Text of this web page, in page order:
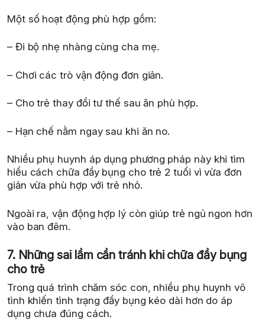
Một số hoạt động phù hợp gồm:
– Đi bộ nhẹ nhàng cùng cha mẹ.
– Chơi các trò vận động đơn giản.
– Cho trẻ thay đổi tư thế sau ăn phù hợp.
– Hạn chế nằm ngay sau khi ăn no.
Nhiều phụ huynh áp dụng phương pháp này khi tìm
hiểu cách chữa đầy bụng cho trẻ 2 tuổi vì vừa đơn
giản vừa phù hợp với trẻ nhỏ.
Ngoài ra, vận động hợp lý còn giúp trẻ ngủ ngon hơn
vào ban đêm.
7. Những sai lầm cần tránh khi chữa đầy bụng
cho trẻ
Trong quá trình chăm sóc con, nhiều phụ huynh vô
tình khiến tình trạng đầy bụng kéo dài hơn do áp
dụng chưa đúng cách.